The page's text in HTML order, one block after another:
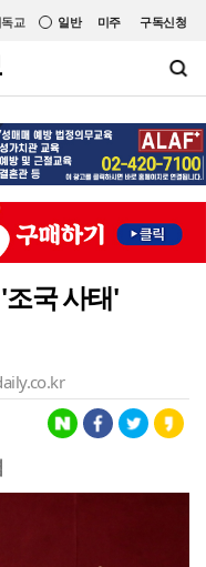
미주 구독신청
일반
교
국 사태'